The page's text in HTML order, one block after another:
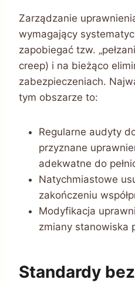
Zarządzanie
wymagający
zapobiegać tzw.
creep) i na bieżąco
zabezpieczeniach.
tym obszarze to:
Regularne audyty
przyznane
adekwatne do
Natychmiastowe
zakończeniu
Modyfikacja
zmiany stanowiska
Standardy